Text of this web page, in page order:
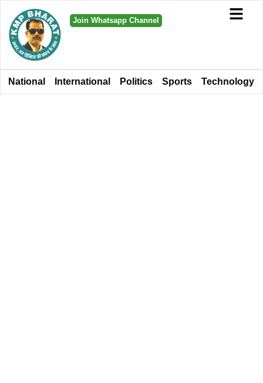
Join Whatsapp Channel
National International Politics Sports Technology